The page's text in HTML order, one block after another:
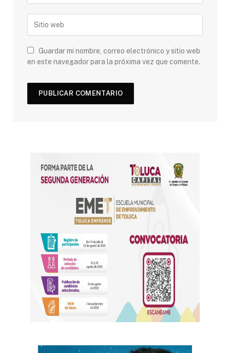
Guardar mi nombre, correo electrónico y sitio web
en este navegador para la próxima vez que comente.